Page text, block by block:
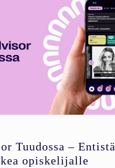
Tuudossa – Entistä
opiskelijalle